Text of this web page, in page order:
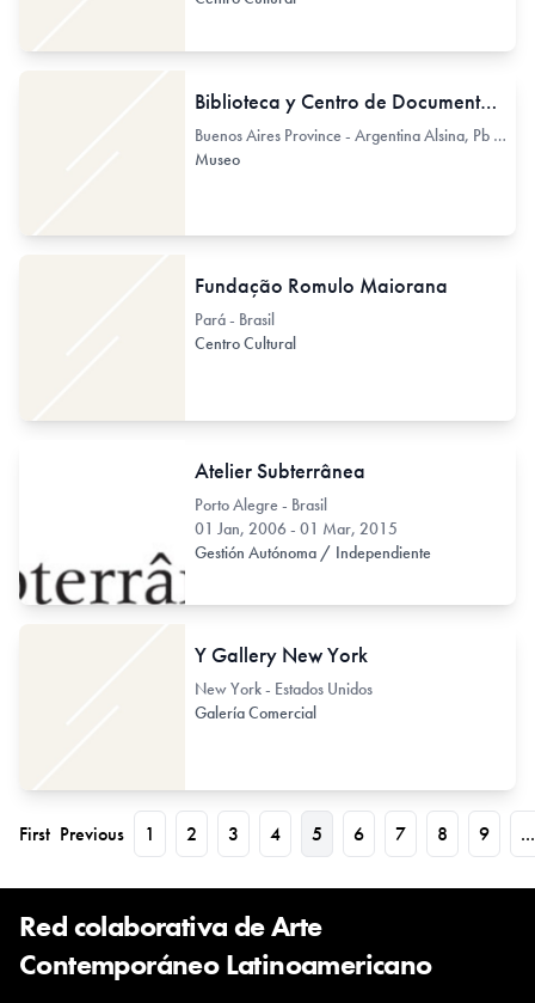
Biblioteca y Centro de Documentación del Museo de Arte Moderno
Buenos Aires Province - Argentina Alsina, Pb (sede provisoria) 963
Museo
Fundação Romulo Maiorana
Pará - Brasil
Centro Cultural
Atelier Subterrânea
Porto Alegre - Brasil
01 Jan, 2006 - 01 Mar, 2015
Gestión Autónoma / Independiente
Y Gallery New York
New York - Estados Unidos
Galería Comercial
First Previous 1 2 3 4 5 6 7 8 9 ...
Red colaborativa de Arte
Contemporáneo Latinoamericano